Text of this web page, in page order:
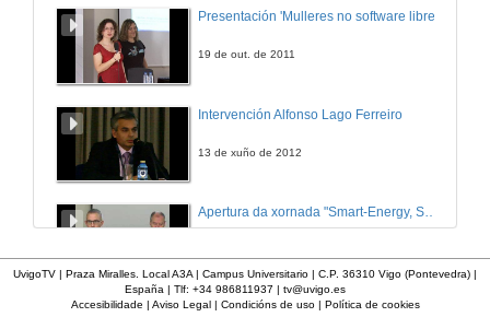
Conferencia
Quenda de Preguntas
Conferencia
Quenda de Preguntas
Presentación 'Mulleres no software libre'
19 de out. de 2011
Intervención Alfonso Lago Ferreiro
13 de xuño de 2012
Apertura da xornada "Smart-Energy, Smart-City"
Presentación web HCTech
UvigoTV | Praza Miralles. Local A3A | Campus Universitario | C.P. 36310 Vigo (Pontevedra) |
España | Tlf: +34 986811937 | tv@uvigo.es
Accesibilidade | Aviso Legal| Condicións de uso| Política de cookies